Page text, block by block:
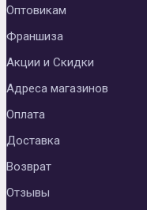
Оптовикам
Франшиза
Акции и Скидки
Адреса магазинов
Оплата
Доставка
Возврат
Отзывы